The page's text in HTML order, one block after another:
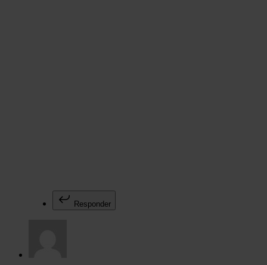
Responder